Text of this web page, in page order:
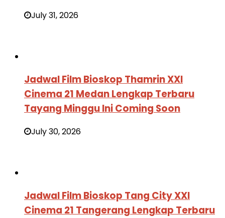
July 31, 2026
Jadwal Film Bioskop Thamrin XXI
Cinema 21 Medan Lengkap Terbaru
Tayang Minggu Ini Coming Soon
July 30, 2026
Jadwal Film Bioskop Tang City XXI
Cinema 21 Tangerang Lengkap Terbaru